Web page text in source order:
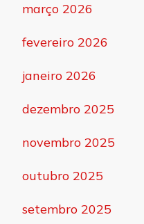
março 2026
fevereiro 2026
janeiro 2026
dezembro 2025
novembro 2025
outubro 2025
setembro 2025